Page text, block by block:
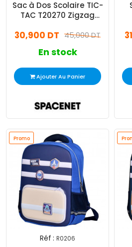
Sac à Dos Scolaire TIC-
TAC T20270 Zigzag
45,000 DT
30,900 DT
En stock
Ajouter Au Panier
Promo
Réf : R0206